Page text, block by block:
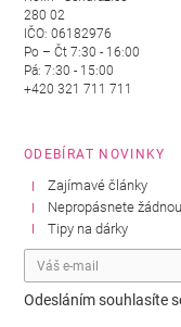
280 02
IČO: 06182976
Po – Čt 7:30 - 16:00
Pá: 7:30 - 15:00
+420 321 711 711
ODEBÍRAT NOVINKY
Zajímavé články
Nepropásnete
Tipy na dárky
Odesláním souhlasíte